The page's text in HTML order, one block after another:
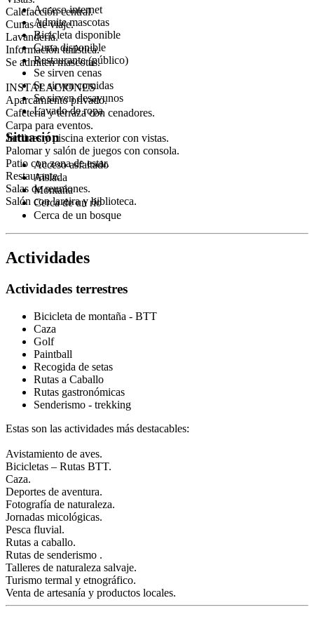
Calefacción central.
Cunas de viaje.
Lavandería.
Información turística.
Se admiten mascotas.
INSTALACIONES
Aparcamiento privado.
Cafetería y terraza con cenadores.
Carpa para eventos.
Jardines y piscina exterior con vistas.
Palomar y salón de juegos con consola.
Patio con zona de estar.
Restaurante.
Salas de reuniones.
Salón con lareira y biblioteca.
Acceso internet
Admite mascotas
Bicicleta disponible
Cuna disponible
Restaurante (público)
Se sirven cenas
Se sirven comidas
Se sirven desayunos
Lavado de ropa
Situación
Acceso asfaltado
Aislada
Montaña
Cerca de un río
Cerca de un bosque
Actividades
Actividades terrestres
Bicicleta de montaña - BTT
Caza
Golf
Paintball
Recogida de setas
Rutas a Caballo
Rutas gastronómicas
Senderismo - trekking
Estas son las actividades más destacables:
Avistamiento de aves.
Bicicletas – Rutas BTT.
Caza.
Deportes de aventura.
Fotografía de naturaleza.
Jornadas micológicas.
Pesca fluvial.
Rutas a caballo.
Rutas de senderismo .
Talleres de naturaleza salvaje.
Turismo termal y etnográfico.
Venta de artesanía y productos locales.